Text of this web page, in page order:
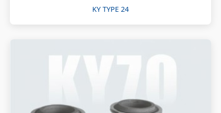
KY TYPE 24